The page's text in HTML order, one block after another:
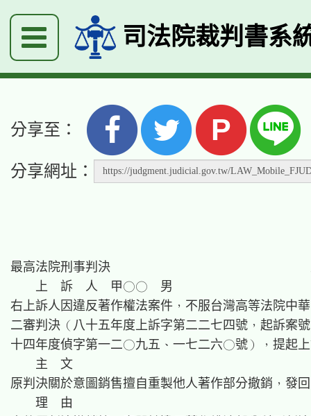
司法院裁判書系
分享至： P
分享網址：
最高法院刑事判決　　　　　　　　　　　　　　　
上　訴　人　甲○○　男
右上訴人因違反著作權法案件，不服台灣高等法院中
二審判決（八十五年度上訴字第二二七四號，起訴案
十四年度偵字第一二○九五、一七二六○號），提起
    主  文
原判決關於意圖銷售擅自重製他人著作部分撤銷，發
    理  由